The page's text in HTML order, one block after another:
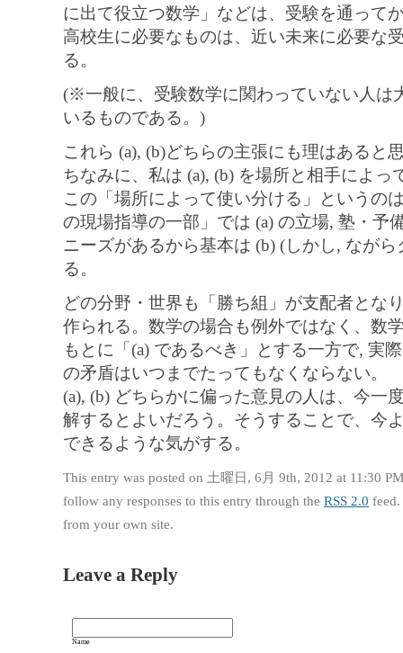
に出て役立つ数学」などは、受験を通って
高校生に必要なものは、近い未来に必要な
る。
(※一般に、受験数学に関わっていない人は
いるものである。)
これら (a), (b)どちらの主張にも理はあると
ちなみに、私は (a), (b) を場所と相手によっ
この「場所によって使い分ける」というの
の現場指導の一部」では (a) の立場, 塾・予
ニーズがあるから基本は (b) (しかし, なが
る。
どの分野・世界も「勝ち組」が支配者とな
作られる。数学の場合も例外ではなく、数
もとに「(a) であるべき」とする一方で, 実
の矛盾はいつまでたってもなくならない。
(a), (b) どちらかに偏った意見の人は、今一
解するとよいだろう。そうすることで、今
できるような気がする。
This entry was posted on 土曜日, 6月 9th, 2012 at 11:30
follow any responses to this entry through the RSS 2.0
from your own site.
Leave a Reply
Name